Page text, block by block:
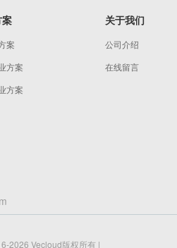
案
方案
方案
关于我们
公司介绍
在线留言
2026 Vecloud版权所有 |